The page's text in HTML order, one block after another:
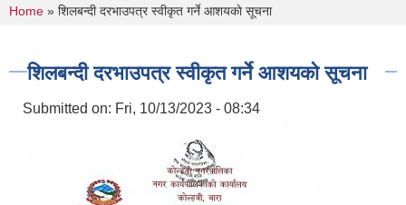
You are here
Home » शिलबन्दी दरभाउपत्र स्वीकृत गर्ने आशयकाे सूचना
शिलबन्दी दरभाउपत्र स्वीकृत गर्ने आशयकाे सूचना
Submitted on: Fri, 10/13/2023 - 08:34